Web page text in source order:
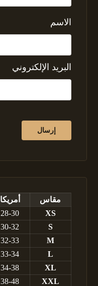
الاسم
البريد الإلكتروني
مقاس أمريكا
XS
28-30
S
30-32
M
32-33
L
33-34
XL
34-38
XXL
38-48